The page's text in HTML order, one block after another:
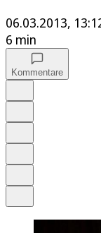
06.03.2013,
6 min
Kommentare